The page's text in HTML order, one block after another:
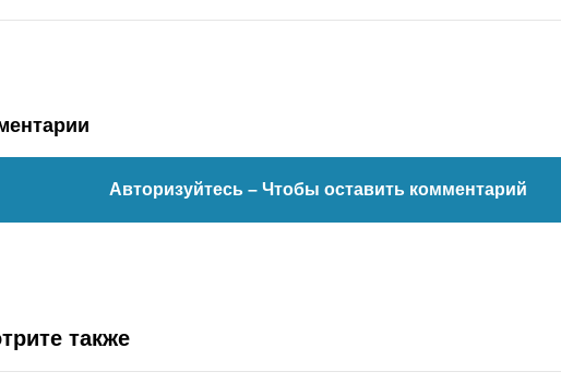
Авторизуйтесь – Чтобы оставить комментарий
также